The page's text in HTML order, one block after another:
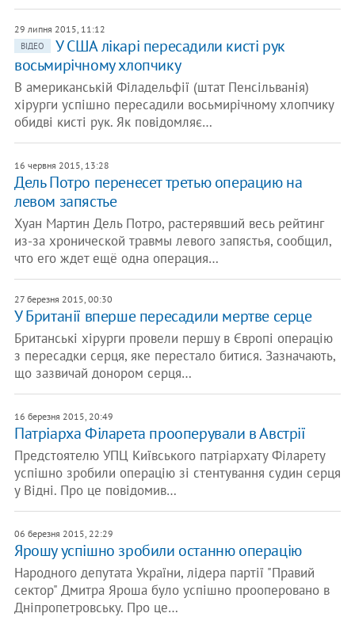
29 липня 2015, 11:12
ВІДЕО
У США лікарі пересадили кисті рук
восьмирічному хлопчику
В американській Філадельфії (штат Пенсільванія)
хірурги успішно пересадили восьмирічному хлопчику
обидві кисті рук. Як повідомляє…
16 червня 2015, 13:28
Дель Потро перенесет третью операцию на
левом запястье
Хуан Мартин Дель Потро, растерявший весь рейтинг
из-за хронической травмы левого запястья, сообщил,
что его ждет ещё одна операция…
27 березня 2015, 00:30
У Британії вперше пересадили мертве серце
Британські хірурги провели першу в Європі операцію
з пересадки серця, яке перестало битися. Зазначають,
що зазвичай донором серця…
16 березня 2015, 20:49
Патріарха Філарета прооперували в Австрії
Предстоятелю УПЦ Київського патріархату Філарету
успішно зробили операцію зі стентування судин серця
у Відні. Про це повідомив…
06 березня 2015, 22:29
Ярошу успішно зробили останню операцію
Народного депутата України, лідера партії "Правий
сектор" Дмитра Яроша було успішно прооперовано в
Дніпропетровську. Про це…